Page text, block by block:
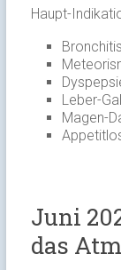
Haupt-
Bronchitis
Leber-
Magen-
Juni
das